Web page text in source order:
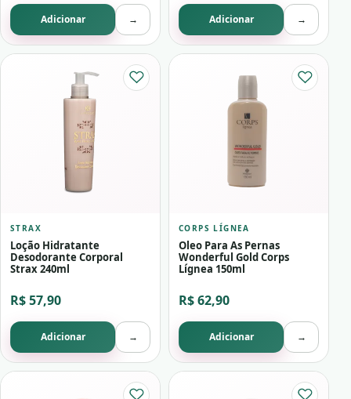
Adicionar → Adicionar →
STRAX
Loção Hidratante
Desodorante Corporal
Strax 240ml
R$ 57,90
Adicionar →
CORPS LÍGNEA
Oleo Para As Pernas
Wonderful Gold Corps
Lígnea 150ml
R$ 62,90
Adicionar →